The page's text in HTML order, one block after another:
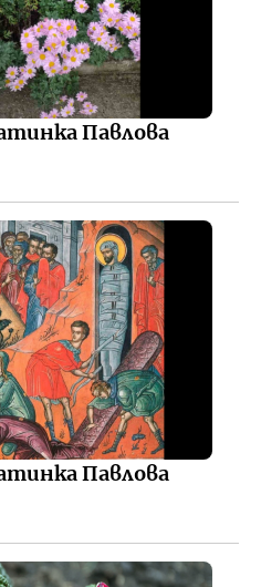
Павлова
Павлова